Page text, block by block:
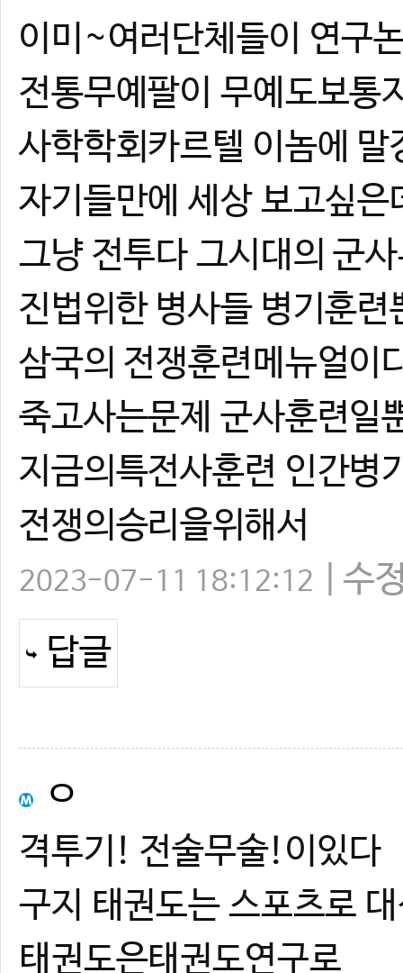
이미~여러단체들이 연구
전통무예팔이 무예도보통
사학학회카르텔 이놈에 말
자기들만에 세상 보고싶은
그냥 전투다 그시대의 군
진법위한 병사들 병기훈련
삼국의 전쟁훈련메뉴얼이
죽고사는문제 군사훈련일
지금의특전사훈련 인간병
전쟁의승리을위해서
2023-07-11 18:12:12
수
답글
ㅇ
격투기! 전술무술!이있다
구지 태권도는 스포츠로
태권도은태권도연구로